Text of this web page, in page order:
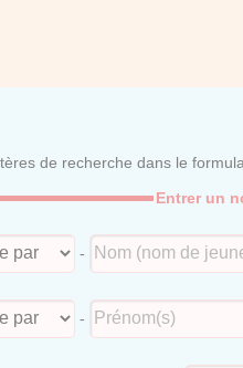
de recherche dans le
Entrer un
-
-